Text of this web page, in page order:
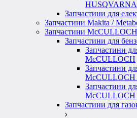
Запчастини для
Запчастини Makita /
Запчастини McCULLOCH
Запчастини для
Запчастини
McCULLOCH
Запчастини
McCULLOCH
Запчастини
McCULLOCH
Запчастини для